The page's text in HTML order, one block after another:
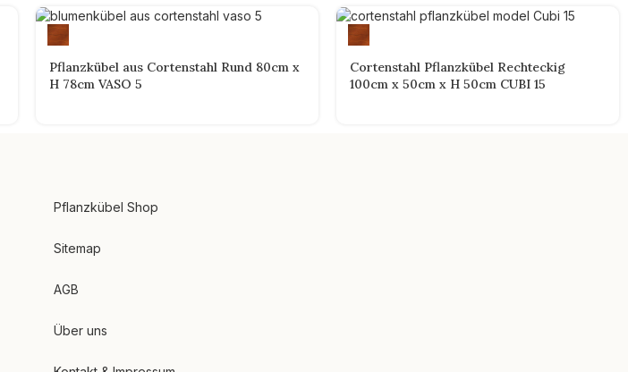
Pflanzkübel aus Cortenstahl Rund 80cm x
H 78cm VASO 5
Cortenstahl Pflanzkübel Rechteckig
100cm x 50cm x H 50cm CUBI 15
Pflanzkübel Shop
Sitemap
AGB
Über uns